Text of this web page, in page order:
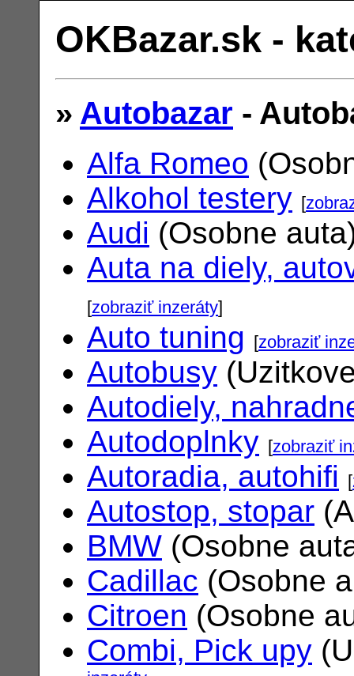
OKBazar.sk -
» Autobazar -
Alfa Romeo
Alkohol testery [
Audi (Osobne
Auta na diely,
[zobraziť inzeráty]
Auto tuning [zobraziť
Autobusy
Autodiely,
Autodoplnky [zobraziť
Autoradia, autohifi [
Autostop, stopar
BMW (Osobne
Cadillac (Osobne
Citroen (Osobne
Combi, Pick upy